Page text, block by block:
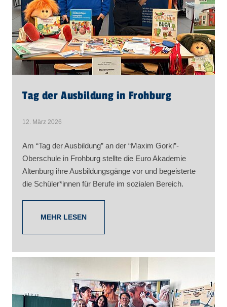
Tag der Ausbildung in Frohburg
12. März 2026
Am “Tag der Ausbildung” an der “Maxim Gorki”-
Oberschule in Frohburg stellte die Euro Akademie
Altenburg ihre Ausbildungsgänge vor und begeisterte
die Schüler*innen für Berufe im sozialen Bereich.
MEHR LESEN